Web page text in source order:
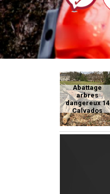
Abattage
arbres
dangereux 14
Calvados